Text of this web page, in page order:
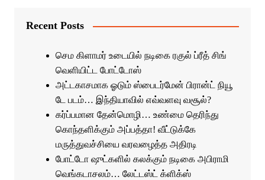
Recent Posts
செம கிளாமர் உடையில் நடிகை ரகுல் ப்ரீத் சிங்
வெளியிட்ட போட்டோஸ்
அட்டகாசமாக ஓடும் ஸ்பைடர்மேன் பிரான்ட் நியூ
டே படம்… இந்தியாவில் எவ்வளவு வசூல்?
கர்ப்பமான தேன்மொழி… உண்மை தெரிந்து
கொந்தளிக்கும் அப்பத்தா! வீட்டுக்கே
மருத்துவச்சியை வரவழைத்த அதிரடி
போட்டோ ஷுட்களில் கலக்கும் நடிகை அபிராமி
வெங்கடாசலம்… லேட்டஸ்ட் க்ளிக்ஸ்